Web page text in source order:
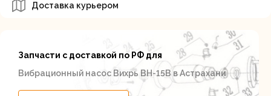
Доставка курьером
Запчасти с доставкой по РФ для
Вибрационный насос Вихрь ВН-15В в Астрахани